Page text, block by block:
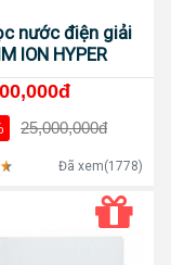
nước điện giải
ION HYPER
25,000,000đ
Đã xem(1778)